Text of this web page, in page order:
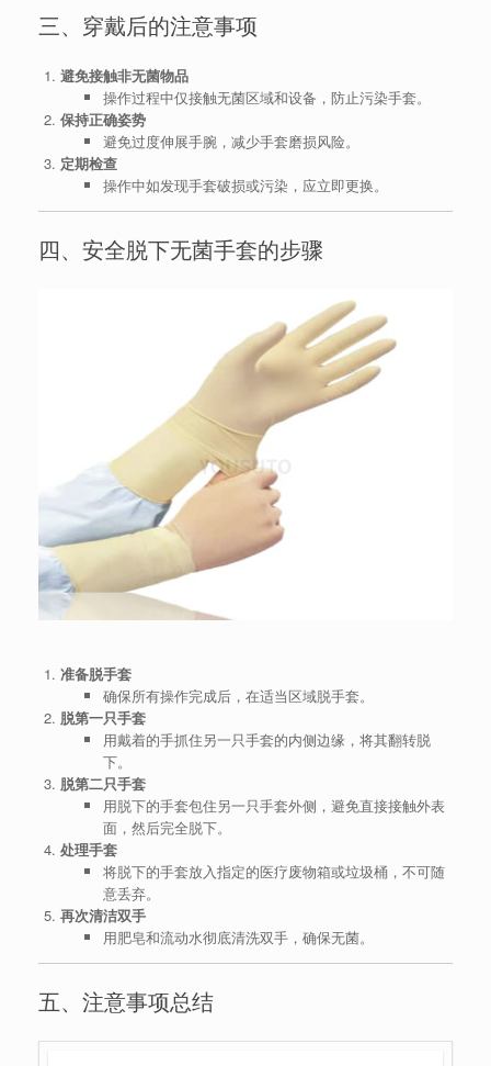
三、穿戴后的注意事项
避免接触非无菌物品
操作过程中仅接触无菌区域和设备，防止污染手套。
保持正确姿势
避免过度伸展手腕，减少手套磨损风险。
定期检查
操作中如发现手套破损或污染，应立即更换。
四、安全脱下无菌手套的步骤
准备脱手套
确保所有操作完成后，在适当区域脱手套。
脱第一只手套
用戴着的手抓住另一只手套的内侧边缘，将其翻转脱
下。
脱第二只手套
用脱下的手套包住另一只手套外侧，避免直接接触外表
面，然后完全脱下。
处理手套
将脱下的手套放入指定的医疗废物箱或垃圾桶，不可随
意丢弃。
再次清洁双手
用肥皂和流动水彻底清洗双手，确保无菌。
五、注意事项总结